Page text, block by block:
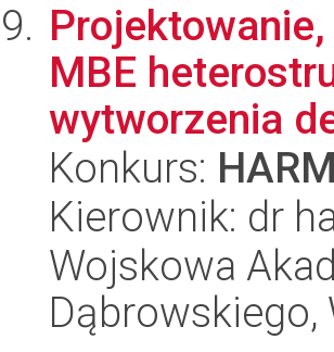
MBE
wytworzenia
Konkurs:
Kierownik: dr
Wojskowa
Dąbrowskiego,